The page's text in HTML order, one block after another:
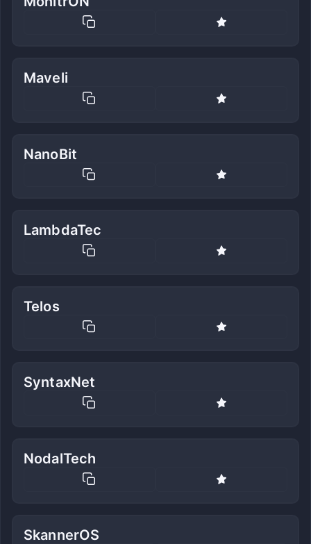
Maveli
NanoBit
LambdaTec
Telos
SyntaxNet
NodalTech
SkannerOS